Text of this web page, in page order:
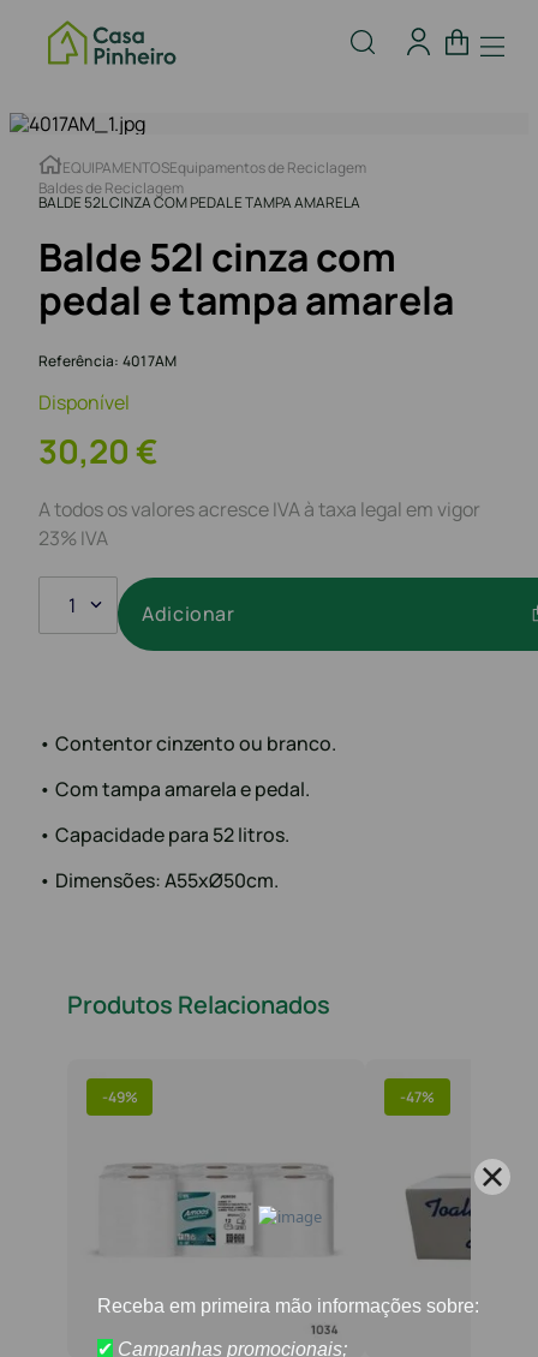
EQUIPAMENTOSEquipamentos de Reciclagem
Baldes de Reciclagem
BALDE 52L CINZA COM PEDAL E TAMPA AMARELA
Balde 52l cinza com
pedal e tampa amarela
Referência: 4017AM
Disponível
30,20€
A todos os valores acresce IVA à taxa legal em vigor
23% IVA
1 Adicionar
• Contentor cinzento ou branco.
• Com tampa amarela e pedal.
• Capacidade para 52 litros.
• Dimensões: A55xØ50cm.
Produtos Relacionados
-49% -47%